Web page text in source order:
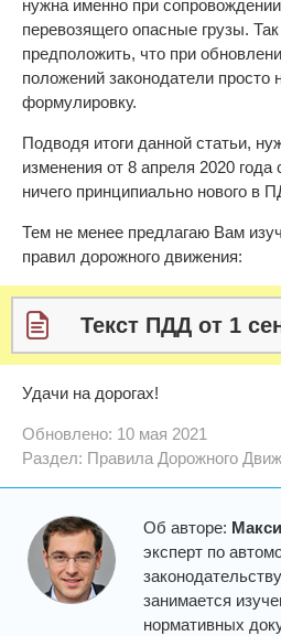
нужна именно при
перевозящего опасные грузы.
предположить, что при
положений законодатели просто
формулировку.
Подводя итоги данной статьи,
изменения от 8 апреля 2020 года
ничего принципиально нового в
Тем не менее предлагаю Вам
правил дорожного движения:
Текст ПДД от 1
Удачи на дорогах!
Обновлено: 10 мая 2021
Раздел: Правила Дорожного
Об авторе:
эксперт по
занимается
нормативных